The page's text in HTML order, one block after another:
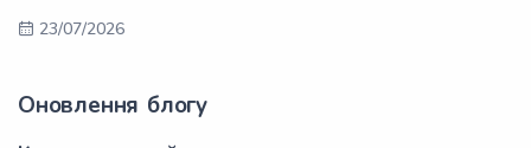
23/07/2026
Оновлення блогу